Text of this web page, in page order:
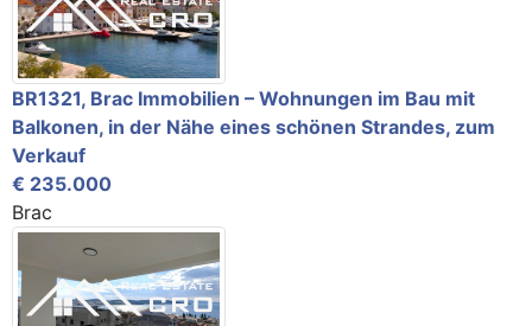
BR1321, Brac Immobilien – Wohnungen im Bau mit
Balkonen, in der Nähe eines schönen Strandes, zum
Verkauf
€ 235.000
Brac